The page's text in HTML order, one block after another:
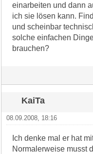
einarbeiten und dann
ich sie lösen kann.
und scheinbar
solche einfachen
brauchen?
KaiTa
08.09.2008, 18:16
Ich denke mal er hat
Normalerweise musst